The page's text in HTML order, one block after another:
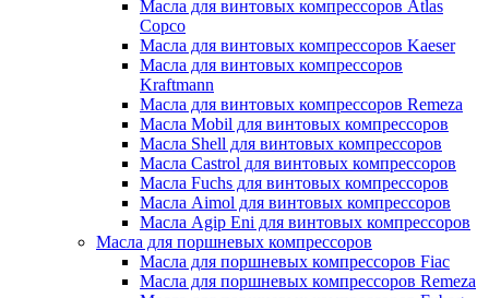
Масла для винтовых компрессоров Atlas
Copco
Масла для винтовых компрессоров Kaeser
Масла для винтовых компрессоров
Kraftmann
Масла для винтовых компрессоров Remeza
Масла Mobil для винтовых компрессоров
Масла Shell для винтовых компрессоров
Масла Castrol для винтовых компрессоров
Масла Fuchs для винтовых компрессоров
Масла Aimol для винтовых компрессоров
Масла Agip Eni для винтовых компрессоров
Масла для поршневых компрессоров
Масла для поршневых компрессоров Fiac
Масла для поршневых компрессоров Remeza